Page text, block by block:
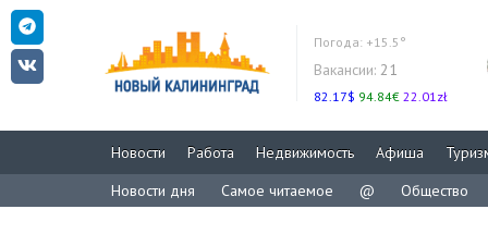
Погода: +15.5°
Вакансии: 21
82.17$ 94.84€ 22.01zł
Новости Работа Недвижимость Афиша
Новости дня
Самое читаемое @ Общество